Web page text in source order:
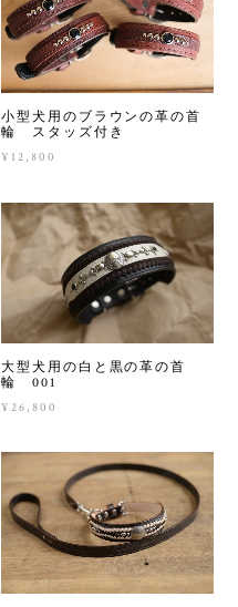
小型犬用のブラウンの革の首
輪 スタッズ付き
¥12,800
大型犬用の白と黒の革の首
輪 001
¥26,800